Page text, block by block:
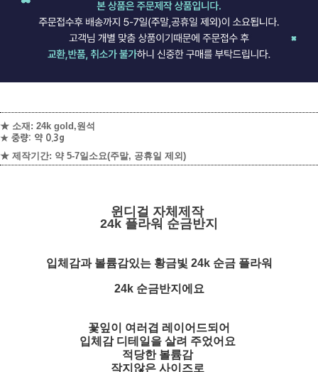
★ 소재: 24k gold,원석
★ 중량: 약 0.3g
★ 제작기간: 약 5-7일소요(주말, 공휴일 제외)
윈디걸 자체제작
24k 플라워 순금반지
입체감과 볼륨감있는 황금빛 24k 순금 플라워
24k 순금반지에요
꽃잎이 여러겹 레이어드되어
입체감 디테일을 살려 주었어요
적당한 볼륨감
작지않은 사이즈로